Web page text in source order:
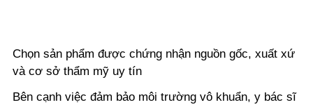
Chọn sản phẩm được chứng nhận nguồn gốc, xuất xứ
và cơ sở thẩm mỹ uy tín
Bên cạnh việc đảm bảo môi trường vô khuẩn, y bác sĩ